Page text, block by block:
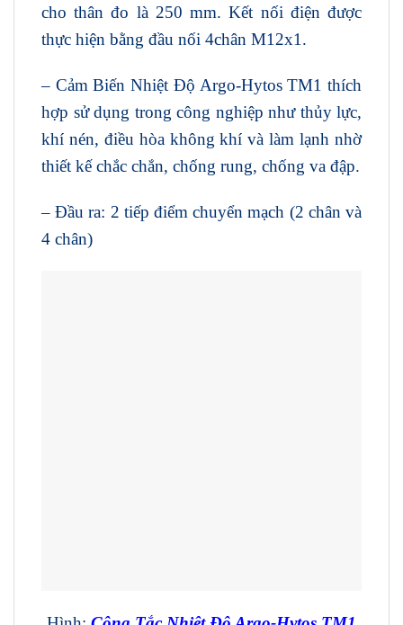
cho thân đo là 250 mm. Kết nối điện được
thực hiện bằng đầu nối 4chân M12x1.
– Cảm Biến Nhiệt Độ Argo-Hytos TM1 thích
hợp sử dụng trong công nghiệp như thủy lực,
khí nén, điều hòa không khí và làm lạnh nhờ
thiết kế chắc chắn, chống rung, chống va đập.
– Đầu ra: 2 tiếp điểm chuyển mạch (2 chân và
4 chân)